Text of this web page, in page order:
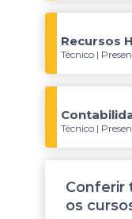
Recursos
Técnico |
Técnico |
Conferir
os